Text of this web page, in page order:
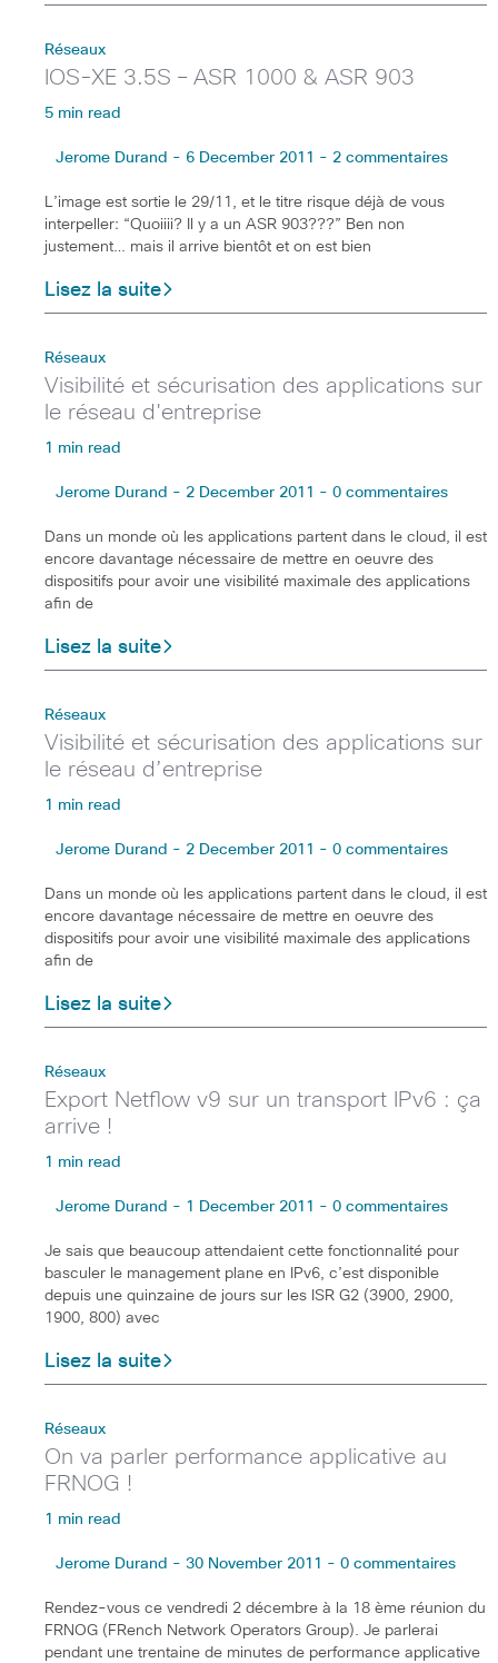
Réseaux
IOS-XE 3.5S – ASR 1000 & ASR 903
5 min read
Jerome Durand - 6 December 2011 - 2 commentaires
L’image est sortie le 29/11, et le titre risque déjà de vous
interpeller: “Quoiiii? Il y a un ASR 903???” Ben non
justement… mais il arrive bientôt et on est bien
Lisez la suite
Réseaux
Visibilité et sécurisation des applications sur
le réseau d'entreprise
1 min read
Jerome Durand - 2 December 2011 - 0 commentaires
Dans un monde où les applications partent dans le cloud, il est
encore davantage nécessaire de mettre en oeuvre des
dispositifs pour avoir une visibilité maximale des applications
afin de
Lisez la suite
Réseaux
Visibilité et sécurisation des applications sur
le réseau d’entreprise
1 min read
Jerome Durand - 2 December 2011 - 0 commentaires
Dans un monde où les applications partent dans le cloud, il est
encore davantage nécessaire de mettre en oeuvre des
dispositifs pour avoir une visibilité maximale des applications
afin de
Lisez la suite
Réseaux
Export Netflow v9 sur un transport IPv6 : ça
arrive !
1 min read
Jerome Durand - 1 December 2011 - 0 commentaires
Je sais que beaucoup attendaient cette fonctionnalité pour
basculer le management plane en IPv6, c’est disponible
depuis une quinzaine de jours sur les ISR G2 (3900, 2900,
1900, 800) avec
Lisez la suite
Réseaux
On va parler performance applicative au
FRNOG !
1 min read
Jerome Durand - 30 November 2011 - 0 commentaires
Rendez-vous ce vendredi 2 décembre à la 18 ème réunion du
FRNOG (FRench Network Operators Group). Je parlerai
pendant une trentaine de minutes de performance applicative